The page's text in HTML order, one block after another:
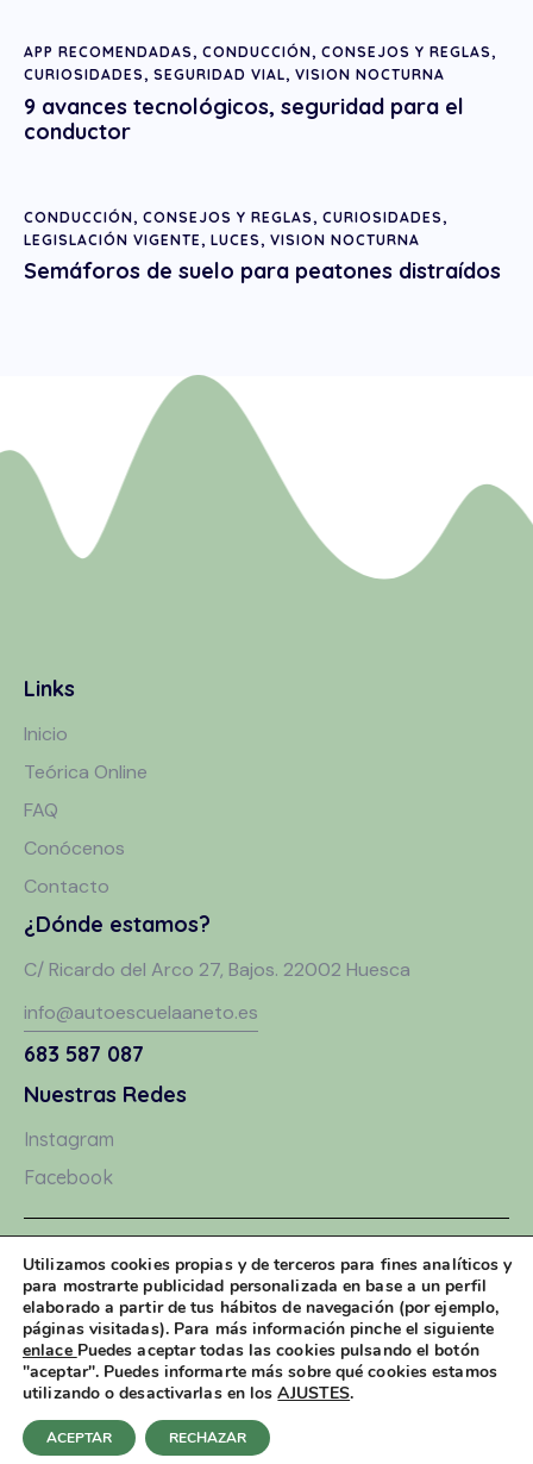
APP RECOMENDADAS, CONDUCCIÓN, CONSEJOS Y REGLAS,
CURIOSIDADES, SEGURIDAD VIAL, VISION NOCTURNA
9 avances tecnológicos, seguridad para el
conductor
CONDUCCIÓN, CONSEJOS Y REGLAS , CURIOSIDADES ,
LEGISLACIÓN VIGENTE , LUCES , VISION NOCTURNA
Semáforos de suelo para peatones distraídos
Links
Inicio
Teórica Online
FAQ
Conócenos
Contacto
¿Dónde estamos?
C/ Ricardo del Arco 27, Bajos. 22002 Huesca
info@autoescuelaaneto.es
683 587 087
Nuestras Redes
Instagram
Facebook
Aviso Legal
Política de Privacidad
Política de Cookies
Auto Escuela Aneto 2026. © Todos los derechos reservados
Utilizamos cookies propias y de terceros para fines analíticos y
para mostrarte publicidad personalizada en base a un perfil
elaborado a partir de tus hábitos de navegación (por ejemplo,
páginas visitadas). Para más información pinche el siguiente
enlace Puedes aceptar todas las cookies pulsando el botón
"aceptar". Puedes informarte más sobre qué cookies estamos
utilizando o desactivarlas en losAJUSTES.
ACEPTAR RECHAZAR